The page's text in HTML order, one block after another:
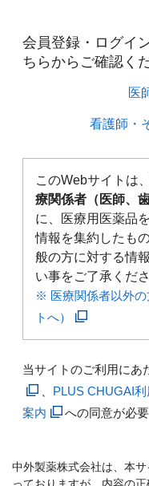
会員登録・ログイ
ちらからご確認く
医
看護師・
このWebサイトは、
療関係者（医師、
に、医療用医薬品
情報を集約したも
般の方に対する情
い事をご了承くださ
※ 医療関係者以外の
トへ）
当サイトのご利用にあ
PLUS CHUGAI利
案内
への同意が必要
中外製薬株式会社は、本
っておりますが、内容の